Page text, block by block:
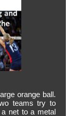
orange ball.
teams try to
net to a metal